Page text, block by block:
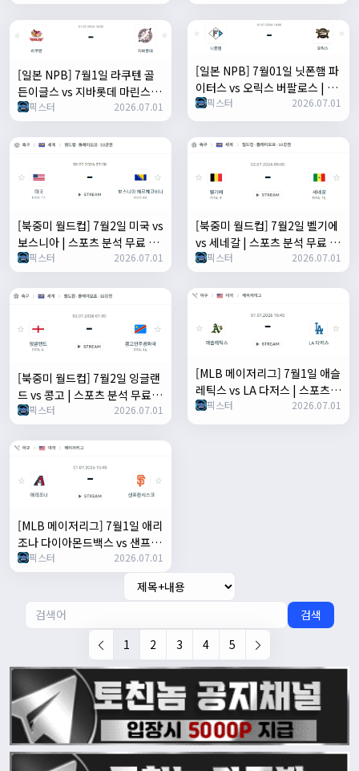
[일본 NPB] 7월1일 라쿠텐 골
든이글스 vs 지바롯데 마린스 |
스포츠 분석 무료 중계 토친놈
픽스터 2026.07.01
[일본 NPB] 7월01일 닛폰햄 파
이터스 vs 오릭스 버팔로스 | 스
포츠 분석 무료 중계 토친놈
픽스터 2026.07.01
[북중미 월드컵] 7월2일 미국 vs
보스니아 | 스포츠 분석 무료 중
계 토친놈
픽스터 2026.07.01
[북중미 월드컵] 7월2일 벨기에
vs 세네갈 | 스포츠 분석 무료 중
계 토친놈
픽스터 2026.07.01
[북중미 월드컵] 7월2일 잉글랜
드 vs 콩고 | 스포츠 분석 무료
중계 토친놈
픽스터 2026.07.01
[MLB 메이저리그] 7월1일 애슬
레틱스 vs LA 다저스 | 스포츠
분석 무료 중계 토친놈
픽스터 2026.07.01
[MLB 메이저리그] 7월1일 애리
조나 다이아몬드백스 vs 샌프란
시스코 자이언츠 | 스포츠 분석
무료 중계 토친놈
픽스터 2026.07.01
검색
1
2 3 4 5